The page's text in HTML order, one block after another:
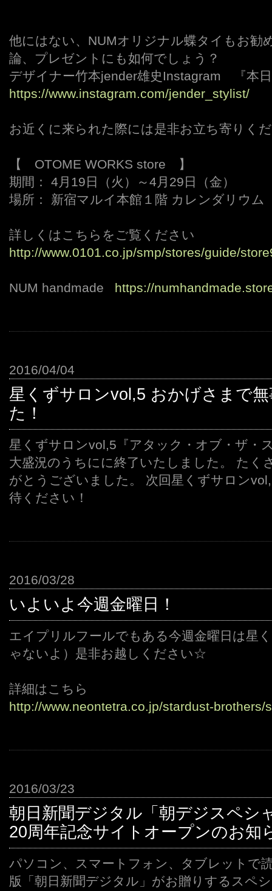
他にはない、NUMオリジナル蝶タイもお
論、プレゼントにも如何でしょう？
デザイナー竹本jender雄史Instagram 『
https://www.instagram.com/jender_stylist/
お近くに来られた際には是非お立ち寄りく
【 OTOME WORKS store 】
期間： 4月19日（火）～4月29日（金）
場所： 新宿マルイ本館１階 カレンダリウム
詳しくはこちらをご覧ください
http://www.0101.co.jp/smp/stores/guide/
NUM handmade https://
2016/04/04
星くずサロンvol,5 おかげさまで
た！
星くずサロンvol,5『アタック・オブ・ザ・
大盛況のうちにに終了いたしました。 たく
がとうございました。 次回星くずサロン
待ください！
2016/03/28
いよいよ今週金曜日！
エイプリルフールでもある今週金曜日は星
ゃないよ）是非お越しください☆
詳細はこちら
http://www.neontetra.co.jp/stardust-brothers/
2016/03/23
朝日新聞デジタル「朝デジスペシ
20周年記念サイトオープンのお知
パソコン、スマートフォン、タブレットで
版「朝日新聞デジタル」がお贈りするスペ